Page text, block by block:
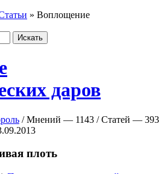
» Воплощение
даров
/ Мнений — 1143 / Статей — 393
плоть